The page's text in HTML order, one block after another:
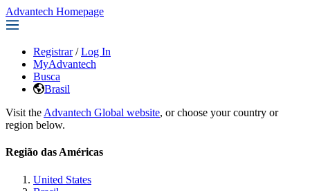
Advantech Homepage
Registrar / Log In
MyAdvantech
Busca
Brasil
Visit the Advantech Global website, or choose your country or
region below.
Região das Américas
United States